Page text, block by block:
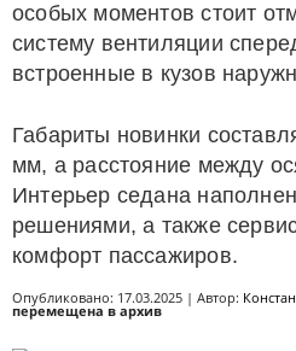
особых моментов стоит
систему вентиляции
встроенные в кузов
Габариты новинки
мм, а расстояние между
Интерьер седана
решениями, а также
комфорт пассажиров.
Опубликовано: 17.03.2025 | Автор:
перемещена в архив